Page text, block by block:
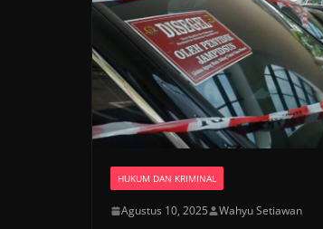
HUKUM DAN KRIMINAL
Agustus 10, 2025 Wahyu Setiawan